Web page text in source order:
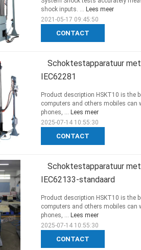
CONTACT
shock inputs. ... Lees meer
2021-05-17 09:45:50
Schoktestapparatuur
IEC62281
CONTACT
Product description HSKT10 is the
computers and others mobiles
phones, ... Lees meer
2025-07-14 10:55:30
Schoktestapparatuur
IEC62133-standaard
CONTACT
Product description HSKT10 is the
computers and others mobiles
phones, ... Lees meer
2025-07-14 10:55:30